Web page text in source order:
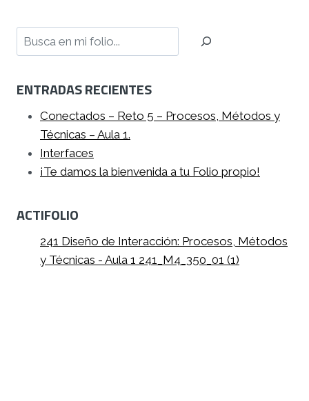
Buscar
ENTRADAS RECIENTES
Conectados – Reto 5 – Procesos, Métodos y
Técnicas – Aula 1.
Interfaces
¡Te damos la bienvenida a tu Folio propio!
ACTIFOLIO
241 Diseño de Interacción: Procesos, Métodos
y Técnicas - Aula 1 241_M4_350_01 (1)